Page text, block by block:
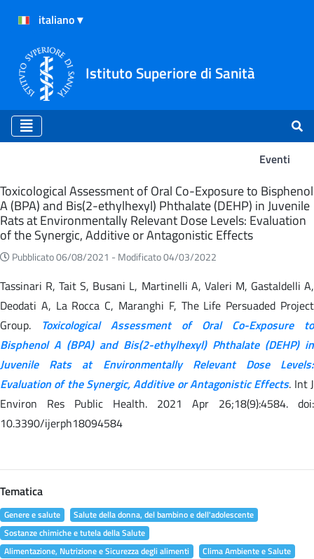
Istituto Superiore di Sanità
Eventi
Eventi
Toxicological Assessment of Oral Co-Exposure to Bisphenol
A (BPA) and Bis(2-ethylhexyl) Phthalate (DEHP) in Juvenile
Rats at Environmentally Relevant Dose Levels: Evaluation
of the Synergic, Additive or Antagonistic Effects
Pubblicato 06/08/2021 - Modificato 04/03/2022
Tassinari R, Tait S, Busani L, Martinelli A, Valeri M, Gastaldelli A,
Deodati A, La Rocca C, Maranghi F, The Life Persuaded Project
Group. Toxicological Assessment of Oral Co-Exposure to
Bisphenol A (BPA) and Bis(2-ethylhexyl) Phthalate (DEHP) in
Juvenile Rats at Environmentally Relevant Dose Levels:
Evaluation of the Synergic, Additive or Antagonistic Effects. Int J
Environ Res Public Health. 2021 Apr 26;18(9):4584. doi:
10.3390/ijerph18094584
Tematica
Genere e salute
Salute della donna, del bambino e dell'adolescente
Sostanze chimiche e tutela della Salute
Alimentazione, Nutrizione e Sicurezza degli alimenti
Clima Ambiente e Salute